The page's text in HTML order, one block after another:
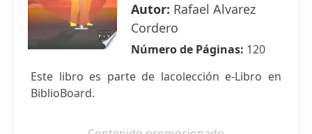
Autor: Rafael Alvarez
Cordero
Número de Páginas: 120
Este libro es parte de lacolección e-Libro en
BiblioBoard.